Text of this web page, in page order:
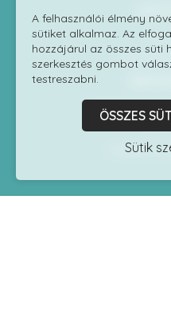
1118
06 1
A felhasználói élmény
sütiket alkalmaz. Az
hozzájárul az összes süti
szerkesztés gombot
testreszabni.
ÖSSZES
Sütik